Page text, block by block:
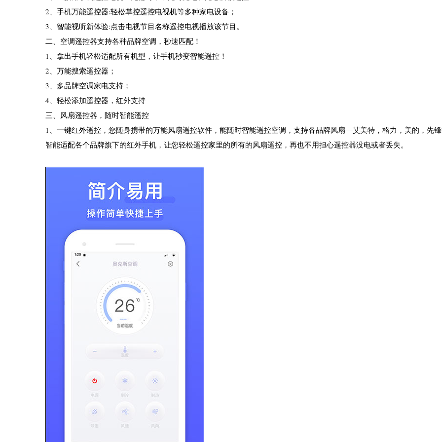
2、手机万能遥控器:轻松掌控遥控电视机等多种家电设备；
3、智能视听新体验:点击电视节目名称遥控电视播放该节目。
二、空调遥控器支持各种品牌空调，秒速匹配！
1、拿出手机轻松适配所有机型，让手机秒变智能遥控！
2、万能搜索遥控器；
3、多品牌空调家电支持；
4、轻松添加遥控器，红外支持
三、风扇遥控器，随时智能遥控
1、一键红外遥控，您随身携带的万能风扇遥控软件，能随时智能遥控空调，支持各品牌风扇—艾美特，格力，美的，先
智能适配各个品牌旗下的红外手机，让您轻松遥控家里的所有的风扇遥控，再也不用担心遥控器没电或者丢失。